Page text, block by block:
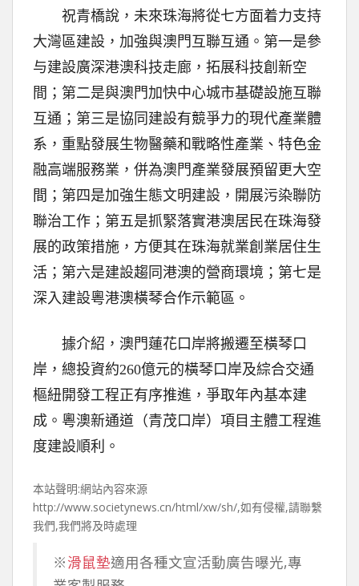
祝青橋說，未來珠海將從七方面着力支持
大灣區建設，加強與澳門互聯互通。第一是參
与建設廣深港澳科技走廊，拓展科技創新空
間；第二是與澳門加快中心城市基礎設施互聯
互通；第三是協同建設有競爭力的現代產業體
系，重點發展生物醫藥和戰略性產業、特色金
融高端服務業，併為澳門產業發展預留更大空
間；第四是加強生態文明建設，開展污染聯防
聯治工作；第五是抓緊落實港澳居民在珠海發
展的政策措施，方便其在珠海就業創業居住生
活；第六是建設趨同港澳的營商環境；第七是
深入建設粵港澳橫琴合作示範區。
據介紹，澳門蓮花口岸將搬遷至橫琴口
岸，總投資約260億元的橫琴口岸及綜合交通
樞紐開發工程正有序推進，爭取年內基本建
成。粵澳新通道（青茂口岸）項目主體工程進
度建設順利。
本站聲明:網站內容來源
http://www.societynews.cn/html/xw/sh/,如有侵權,請聯繫
我們,我們將及時處理
※滑鼠墊適用各種文宣活動廣告曝光,專